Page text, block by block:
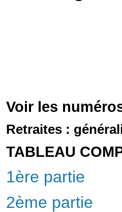
Voir les
Retraites :
TABLEAU
1ère partie
2ème partie